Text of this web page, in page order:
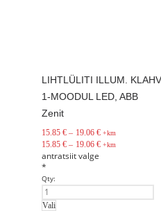
LIHTLÜLITI ILLUM. KLAHV
1-MOODUL LED, ABB
Zenit
15.85€ – 19.06 € +km
15.85€ – 19.06 € +km
antratsiitvalge
*
Qty:
Vali